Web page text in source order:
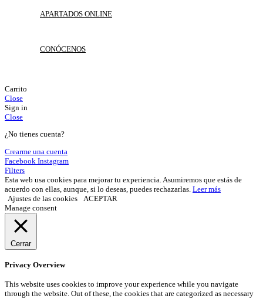
APARTADOS ONLINE
CONÓCENOS
Carrito
Close
Sign in
Close
¿No tienes cuenta?
Crearme una cuenta
Facebook Instagram
Filters
Esta web usa cookies para mejorar tu experiencia. Asumiremos que estás de
acuerdo con ellas, aunque, si lo deseas, puedes rechazarlas. Leer más
Ajustes de las cookies
ACEPTAR
Manage consent
Cerrar
Privacy Overview
This website uses cookies to improve your experience while you navigate
through the website. Out of these, the cookies that are categorized as necessary